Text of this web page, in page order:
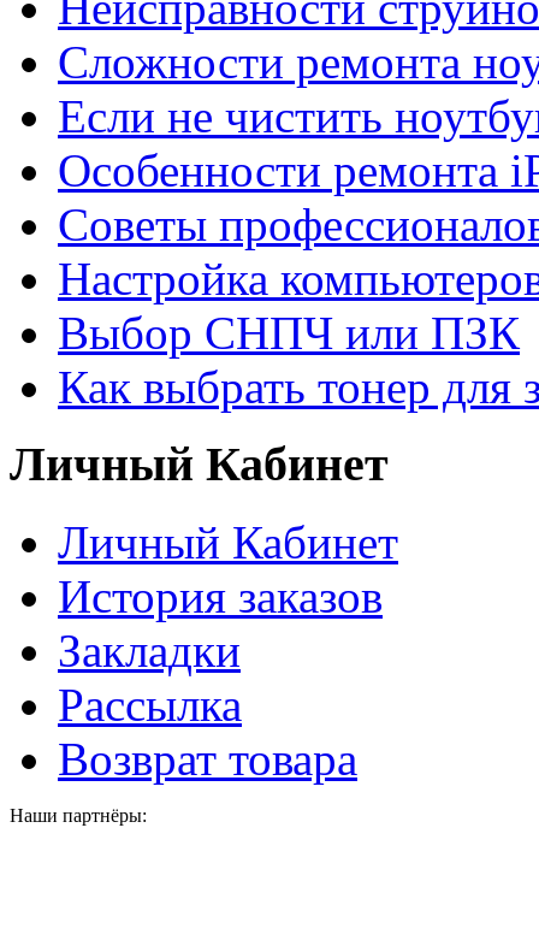
Сложности ремонта
Если не чистить
Особенности ремонта
Советы
Настройка
Выбор СНПЧ или ПЗК
Как выбрать тонер для
Личный Кабинет
Личный Кабинет
История заказов
Закладки
Рассылка
Возврат товара
Наши партнёры: